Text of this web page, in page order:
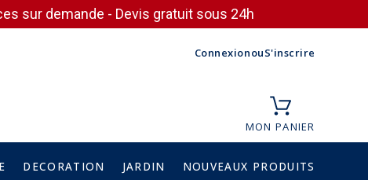
sur demande - Devis gratuit sous 24h
ConnexionouS'inscrire
MON PANIER
DECORATION JARDIN NOUVEAUX PRODUITS